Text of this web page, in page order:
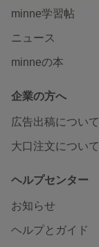
minne学習帖
ニュース
minneの本
企業の方へ
広告出稿について
大口注文について
ヘルプセンター
お知らせ
ヘルプとガイド